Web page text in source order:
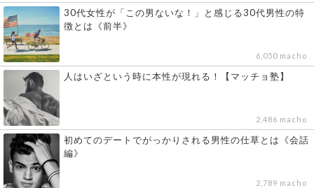
30代女性が「この男ないな！」と感じる30代男性の特
徴とは《前半》
6,050 macho
人はいざという時に本性が現れる！【マッチョ塾】
2,486 macho
初めてのデートでがっかりされる男性の仕草とは《会話
編》
2,789 macho